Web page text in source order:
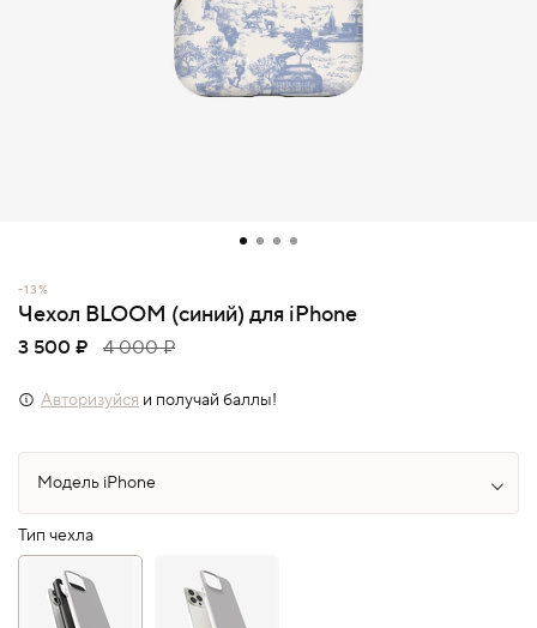
-13%
Чехол BLOOM (синий) для iPhone
3 500 ₽ 4 000 ₽
Авторизуйся и получай баллы!
Тип чехла